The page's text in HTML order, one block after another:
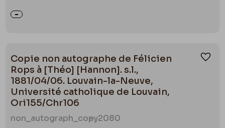
Copie non autographe de Félicien
Rops à [Théo] [Hannon]. s.l.,
1881/04/06. Louvain-la-Neuve,
Université catholique de Louvain,
Ori155/Chr106
non_autograph_copy2080